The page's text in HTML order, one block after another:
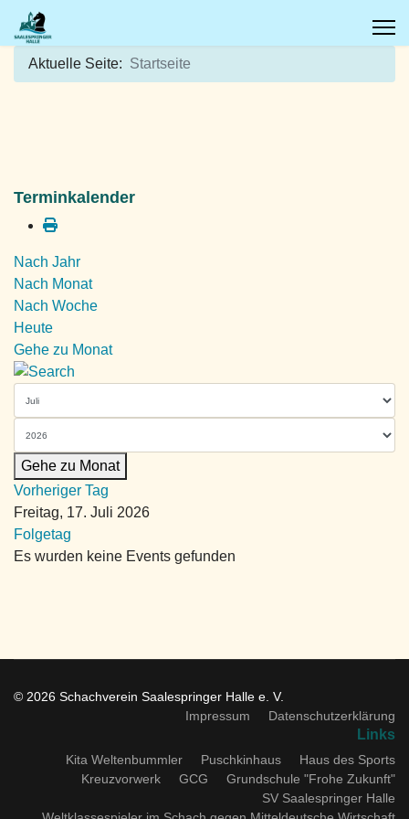
Aktuelle Seite: Startseite
Terminkalender
Nach Jahr
Nach Monat
Nach Woche
Heute
Gehe zu Monat
Gehe zu Monat
Vorheriger Tag
Freitag, 17. Juli 2026
Folgetag
Es wurden keine Events gefunden
© 2026 Schachverein Saalespringer Halle e. V.
Impressum
Datenschutzerklärung
Links
Kita Weltenbummler Puschkinhaus
Haus des Sports
Kreuzvorwerk
GCG
Grundschule "Frohe Zukunft"
SV Saalespringer Halle